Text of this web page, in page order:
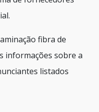
fibra de
informações sobre a
listados